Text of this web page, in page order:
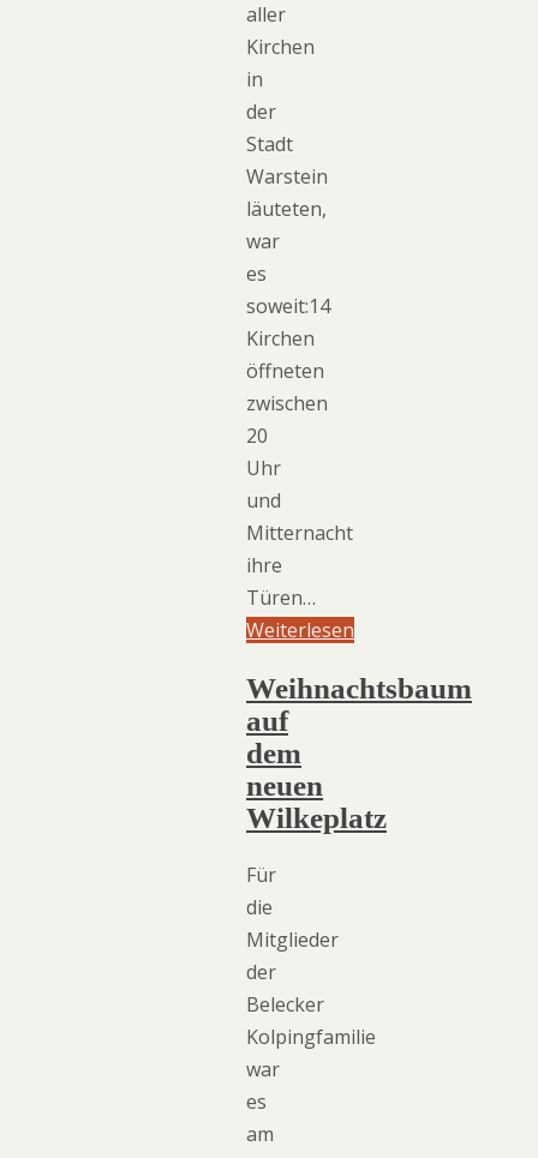
aller
Kirchen
in
der
Stadt
Warstein
läuteten,
war
es
soweit:14
Kirchen
öffneten
zwischen
20
Uhr
und
Mitternacht
ihre
Türen…
Weiterlesen
Weihnachtsbaum
auf
dem
neuen
Wilkeplatz
Für
die
Mitglieder
der
Belecker
Kolpingfamilie
war
es
am